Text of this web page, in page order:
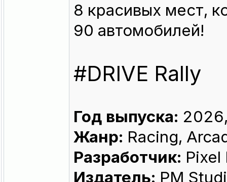
8 красивых мест,
90 автомобилей!
#DRIVE Rally
Год выпуска:
Жанр: Racing,
Разработчик:
Издатель: PM